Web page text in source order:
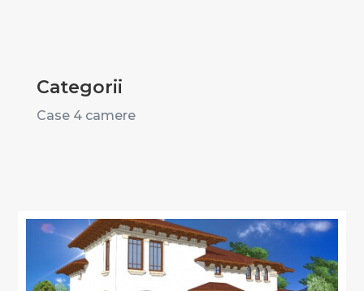
Categorii
Case 4 camere